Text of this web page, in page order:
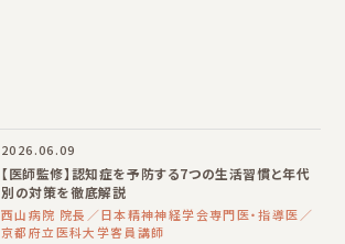
2026.06.09
【医師監修】認知症を予防する7つの生活習慣と年代
別の対策を徹底解説
西山病院 院長／日本精神神経学会専門医・指導医／
京都府立医科大学客員講師